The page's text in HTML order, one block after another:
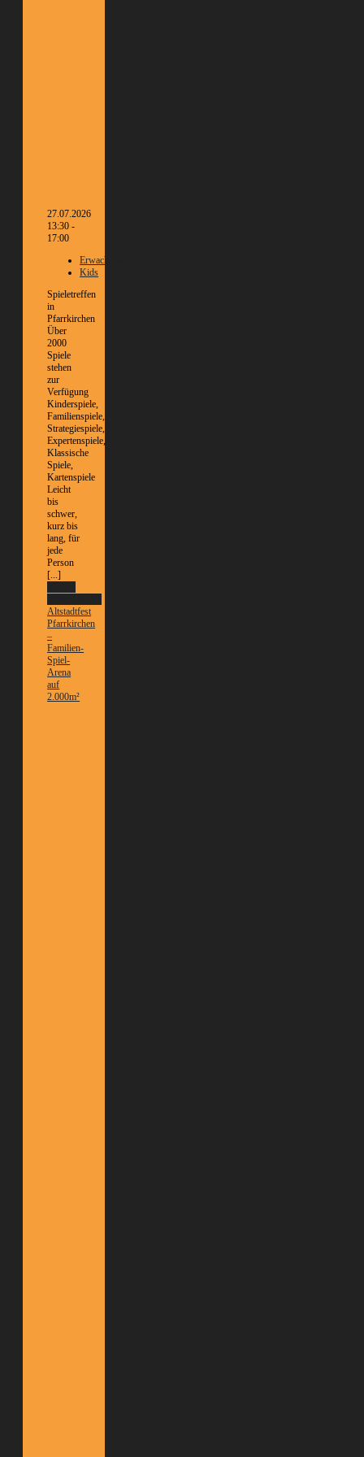
27.07.2026
13:30 -
17:00
Erwachsene
Kids
Spieletreffen
in
Pfarrkirchen
Über
2000
Spiele
stehen
zur
Verfügung
Kinderspiele,
Familienspiele,
Strategiespiele,
Expertenspiele,
Klassische
Spiele,
Kartenspiele
Leicht
bis
schwer,
kurz bis
lang, für
jede
Person
[...]
Altstadtfest
Pfarrkirchen
–
Familien-
Spiel-
Arena
auf
2.000m²